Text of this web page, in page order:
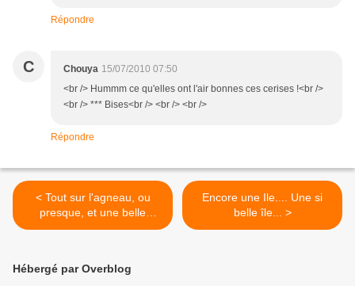
Répondre
C Chouya 15/07/2010 07:50
<br /> Hummm ce qu'elles ont l'air bonnes ces cerises !<br />
<br /> *** Bises<br /> <br /> <br />
Répondre
< Tout sur l'agneau, ou
presque, et une belle
soirée...
Encore une Ile.... Une si
belle île... >
Hébergé par Overblog